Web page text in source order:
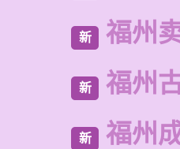
新 福州
新 福州
新 福州